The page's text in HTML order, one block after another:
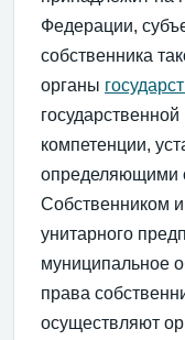
Федерации,
собственника
органы
компетенции,
определяющими
Собственником
унитарного
муниципальное
права
осуществляют